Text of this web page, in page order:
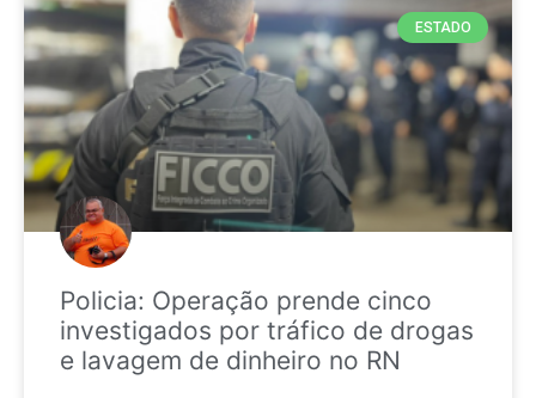
ESTADO
Policia: Operação prende cinco
investigados por tráfico de drogas
e lavagem de dinheiro no RN